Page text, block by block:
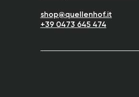
shop@quellenhof.it
+39 0473 645 474